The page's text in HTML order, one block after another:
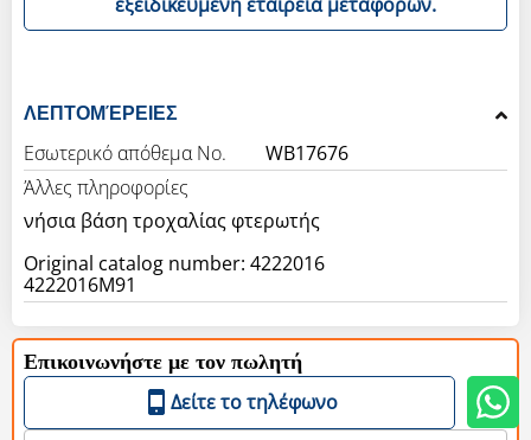
ΛΕΠΤΟΜΈΡΕΙΕΣ
Εσωτερικό απόθεμα Νο.
WB17676
Άλλες πληροφορίες
νήσια βάση τροχαλίας φτερωτής
Original catalog number: 4222016
4222016M91
Επικοινωνήστε με τον πωλητή
Δείτε το τηλέφωνο